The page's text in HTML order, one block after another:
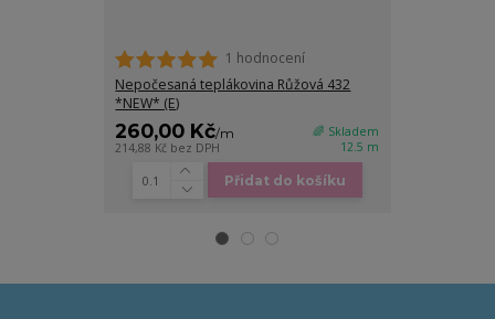
1 hodnocení
Nepočesaná teplákovina Růžová 432
*NEW* (E)
260,00 Kč/m
214,88 Kč bez DPH
🌈 Skladem
12.5 m
Přidat do košíku